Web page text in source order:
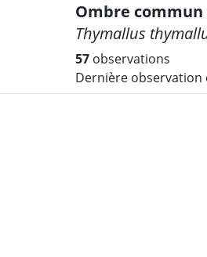
Ombre commun
Thymallus
57 observations
Dernière observation